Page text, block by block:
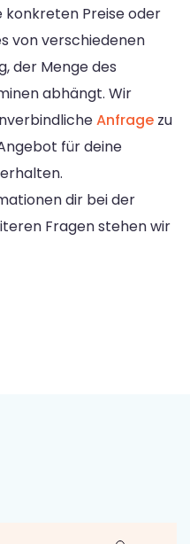
konkreten Preise oder
von verschiedenen
der Menge des
abhängt. Wir
Anfrage zu
für deine
dir bei der
Fragen stehen wir